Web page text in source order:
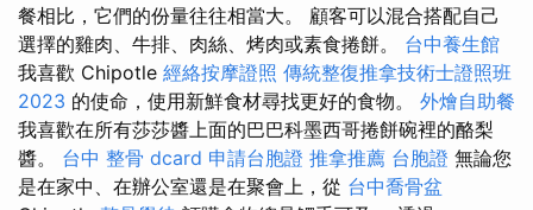
餐相比，它們的份量往往相當大。 顧客可以混合搭配自己
選擇的雞肉、牛排、肉絲、烤肉或素食捲餅。 台中養生館
我喜歡 Chipotle 經絡按摩證照 傳統整復推拿技術士證照班
2023 的使命，使用新鮮食材尋找更好的食物。 外燴自助餐
我喜歡在所有莎莎醬上面的巴巴科墨西哥捲餅碗裡的酪梨
醬。 台中 整骨 dcard 申請台胞證 推拿推薦 台胞證 無論您
是在家中、在辦公室還是在聚會上，從 台中喬骨盆